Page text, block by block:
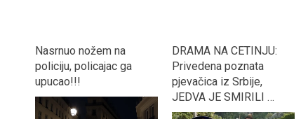
DRAMA NA CETINJU:
Privedena poznata
pjevačica iz Srbije,
JEDVA JE SMIRILI …
Eksplodirao parkirani
AUDI, djevojku našli
PORED VOZILA!!!